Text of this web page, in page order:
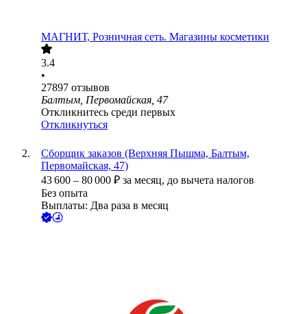
МАГНИТ, Розничная сеть. Магазины косметики
3.4
•
27897 отзывов
Балтым, Первомайская, 47
Откликнитесь среди первых
Откликнуться
Сборщик заказов (Верхняя Пышма, Балтым,
Первомайская, 47)
43 600 – 80 000 ₽ за месяц, до вычета налогов
Без опыта
Выплаты: Два раза в месяц